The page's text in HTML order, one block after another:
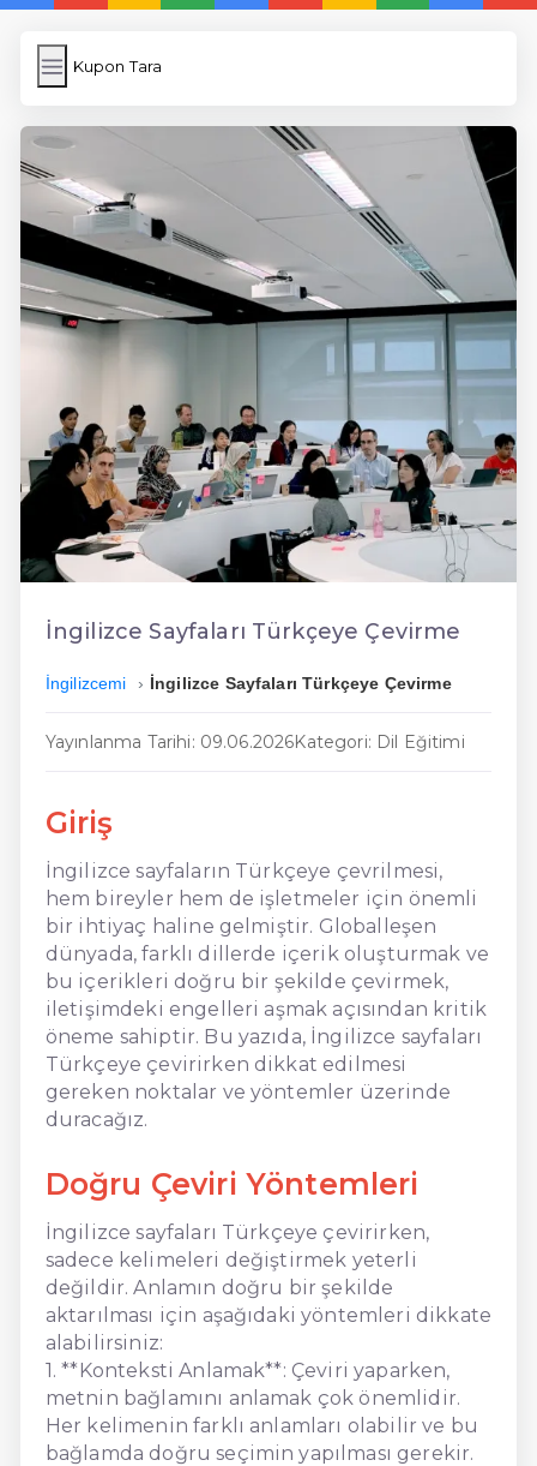
Kupon Tara
Kupon Tara
WP Cache Plugin
Anasayfa
5 Günde İngilizce
İngilizce
Dil Eğitimi
En Hızlı İngilizce
En Kolay İngilizce
En Ucuz İngilizce
En Uygun İngilizce
Hızlı İngilizce
İngilizce Sayfaları Türkçeye Çevirme
İngilizcemi İngilizce Sayfaları Türkçeye Çevirme
Yayınlanma Tarihi: 09.06.2026Kategori: Dil Eğitimi
Giriş
İngilizce sayfaların Türkçeye çevrilmesi,
hem bireyler hem de işletmeler için önemli
bir ihtiyaç haline gelmiştir. Globalleşen
dünyada, farklı dillerde içerik oluşturmak ve
bu içerikleri doğru bir şekilde çevirmek,
iletişimdeki engelleri aşmak açısından kritik
öneme sahiptir. Bu yazıda, İngilizce sayfaları
Türkçeye çevirirken dikkat edilmesi
gereken noktalar ve yöntemler üzerinde
duracağız.
Doğru Çeviri Yöntemleri
İngilizce sayfaları Türkçeye çevirirken,
sadece kelimeleri değiştirmek yeterli
değildir. Anlamın doğru bir şekilde
aktarılması için aşağıdaki yöntemleri dikkate
alabilirsiniz:
1. **Konteksti Anlamak**: Çeviri yaparken,
metnin bağlamını anlamak çok önemlidir.
Her kelimenin farklı anlamları olabilir ve bu
bağlamda doğru seçimin yapılması gerekir.